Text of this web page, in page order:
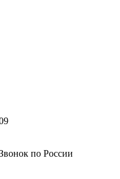
по России